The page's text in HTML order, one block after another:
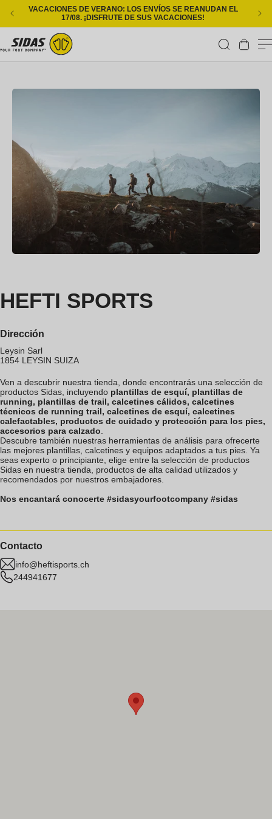
Ir directamente al contenido
VACACIONES DE VERANO: LOS ENVÍOS SE REANUDAN EL
17/08. ¡DISFRUTE DE SUS VACACIONES!
Carrito
HEFTI SPORTS
Dirección
Leysin Sarl
1854 LEYSIN SUIZA
Ven a descubrir nuestra tienda, donde encontrarás una selección de
productos Sidas, incluyendo plantillas de esquí, plantillas de
running, plantillas de trail, calcetines cálidos, calcetines
técnicos de running trail, calcetines de esquí, calcetines
calefactables, productos de cuidado y protección para los pies,
accesorios para calzado.
Descubre también nuestras herramientas de análisis para ofrecerte
las mejores plantillas, calcetines y equipos adaptados a tus pies. Ya
seas experto o principiante, elige entre la selección de productos
Sidas en nuestra tienda, productos de alta calidad utilizados y
recomendados por nuestros embajadores.
Nos encantará conocerte #sidasyourfootcompany #sidas
Contacto
info@heftisports.ch
244941677